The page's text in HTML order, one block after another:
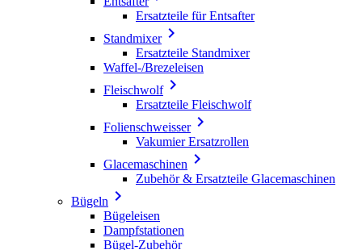
Ersatzteile für Entsafter
Standmixer
Ersatzteile Standmixer
Waffel-/Brezeleisen
Fleischwolf
Ersatzteile Fleischwolf
Folienschweisser
Vakumier Ersatzrollen
Glacemaschinen 
Zubehör & Ersatzteile Glacemaschinen
Bügeln 
Bügeleisen
Dampfstationen
Bügel-Zubehör